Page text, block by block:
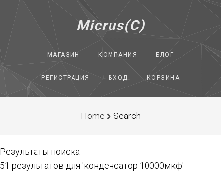
Micrus(C)
МАГАЗИН КОМПАНИЯ БЛОГ
РЕГИСТРАЦИЯ ВХОД КОРЗИНА
Home Search
Результаты поиска
51 результатов для 'конденсатор 10000мкф'